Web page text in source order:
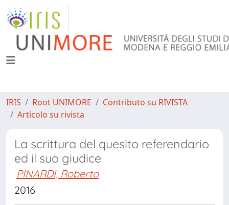
IRIS Root UNIMORE
Contributo su RIVISTA
Articolo su rivista
La scrittura del quesito referendario
ed il suo giudice
PINARDI, Roberto
2016